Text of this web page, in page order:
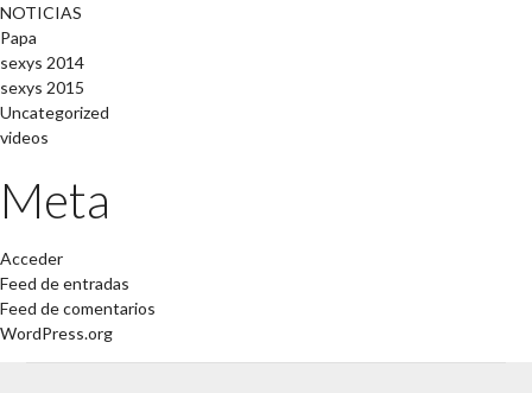
NOTICIAS
Papa
sexys 2014
sexys 2015
Uncategorized
videos
Meta
Acceder
Feed de entradas
Feed de comentarios
WordPress.org